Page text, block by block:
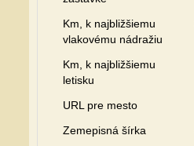
Km, k najbližšiemu
vlakovému nádražiu
Km, k najbližšiemu
letisku
URL pre mesto
Zemepisná šírka